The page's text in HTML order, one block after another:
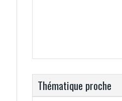
Thématique proche